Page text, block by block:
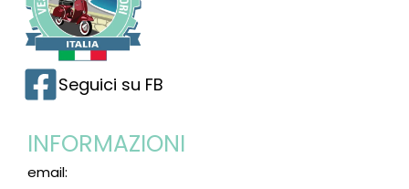
Seguici su FB
INFORMAZIONI
email: